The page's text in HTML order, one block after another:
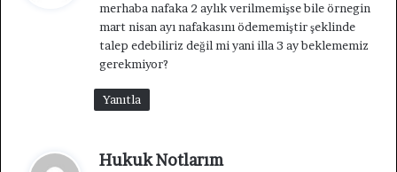
i
k
i
merhaba nafaka 2 aylık verilmemişse bile örnegin
mart nisan ayı nafakasını ödememiştir şeklinde
talep edebiliriz değil mi yani illa 3 ay beklememiz
gerekmiyor?
Yanıtla
Hukuk Notlarım